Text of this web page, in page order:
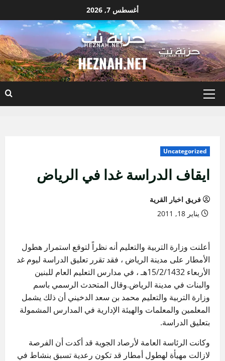
إلى
أغسطس 7, 2026
HEZNAH.NET
القائمة
Uncategorized
ايقاف الدراسة غدا في الرياض
فريق اخبار القرية
يناير 18, 2011
أعلنت وزارة التربية والتعليم أنه نظراً لتوقع استمرار هطول
الأمطار على مدينة الرياض ، فقد تقرر تعليق الدراسة ليوم غد
الأربعاء 15/2/1432هـ ، في مدارس التعليم العام للبنين
والبنات في مدينة الرياض.وقال المتحدث الرسمي باسم
وزارة التربية والتعليم محمد بن سعد الدخيني أن ذلك يشمل
المعلمين والمعلمات والهيئة الإدارية في المدارس المشمولة
بتعليق الدراسة.
وكانت الرئاسة العامة لأرصاد الجوية قد أكدت أن الفرصة
لازالت مهيأة لهطول أمطار قد تكون رعدية تسبق بنشاط في